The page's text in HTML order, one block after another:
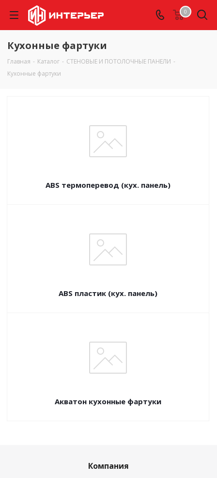
0
Кухонные фартуки
Главная - Каталог - СТЕНОВЫЕ И ПОТОЛОЧНЫЕ ПАНЕЛИ -
Кухонные фартуки
ABS термоперевод (кух. панель)
ABS пластик (кух. панель)
Акватон кухонные фартуки
Компания